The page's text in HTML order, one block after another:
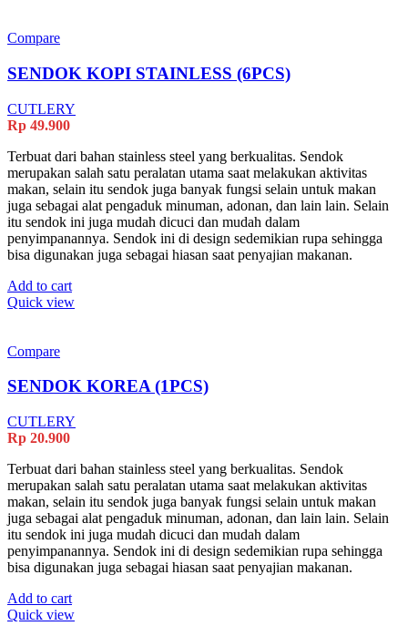
Compare
SENDOK KOPI STAINLESS (6PCS)
CUTLERY
Rp 49.900
Terbuat dari bahan stainless steel yang berkualitas. Sendok
merupakan salah satu peralatan utama saat melakukan aktivitas
makan, selain itu sendok juga banyak fungsi selain untuk makan
juga sebagai alat pengaduk minuman, adonan, dan lain lain. Selain
itu sendok ini juga mudah dicuci dan mudah dalam
penyimpanannya. Sendok ini di design sedemikian rupa sehingga
bisa digunakan juga sebagai hiasan saat penyajian makanan.
Add to cart
Quick view
Compare
SENDOK KOREA (1PCS)
CUTLERY
Rp 20.900
Terbuat dari bahan stainless steel yang berkualitas. Sendok
merupakan salah satu peralatan utama saat melakukan aktivitas
makan, selain itu sendok juga banyak fungsi selain untuk makan
juga sebagai alat pengaduk minuman, adonan, dan lain lain. Selain
itu sendok ini juga mudah dicuci dan mudah dalam
penyimpanannya. Sendok ini di design sedemikian rupa sehingga
bisa digunakan juga sebagai hiasan saat penyajian makanan.
Add to cart
Quick view